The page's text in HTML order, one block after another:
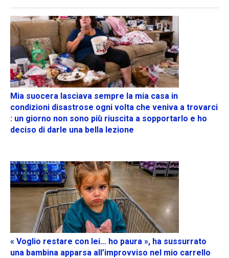
Mia suocera lasciava sempre la mia casa in
condizioni disastrose ogni volta che veniva a trovarci
: un giorno non sono più riuscita a sopportarlo e ho
deciso di darle una bella lezione
« Voglio restare con lei… ho paura », ha sussurrato
una bambina apparsa all’improvviso nel mio carrello